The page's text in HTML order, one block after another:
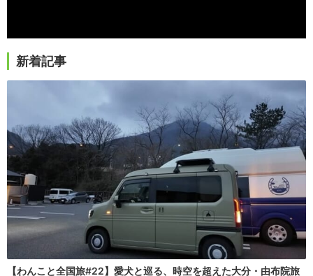
新着記事
【わんこと全国旅#22】愛犬と巡る、時空を超えた大分・由布院旅